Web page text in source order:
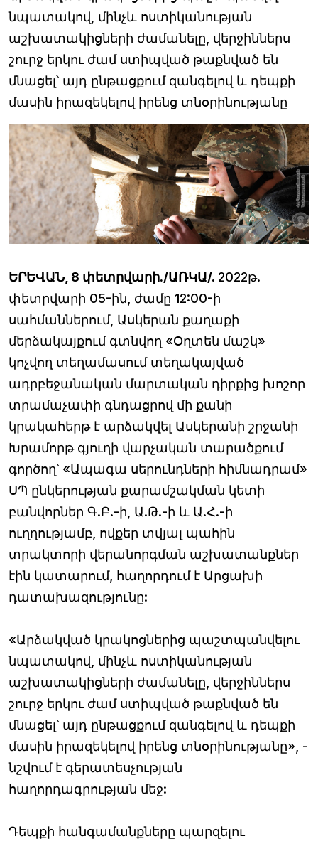
նպատակով, մինչև ոստիկանության
աշխատակիցների ժամանելը, վերջիններս
շուրջ երկու ժամ ստիպված թաքնված են
մնացել՝ այդ ընթացքում զանգելով և դեպքի
մասին իրազեկելով իրենց տնօրինությանը
ԵՐԵՎԱՆ, 8 փետրվարի./ԱՌԿԱ/. 2022թ.
փետրվարի 05-ին, ժամը 12:00-ի
սահմաններում, Ասկերան քաղաքի
մերձակայքում գտնվող «Օղտեն մաշկ»
կոչվող տեղամասում տեղակայված
ադրբեջանական մարտական դիրքից խոշոր
տրամաչափի գնդացրով մի քանի
կրակահերթ է արձակվել Ասկերանի շրջանի
Խրամորթ գյուղի վարչական տարածքում
գործող՝ «Ապագա սերունդների հիմնադրամ»
ՍՊ ընկերության քարամշակման կետի
բանվորներ Գ.Բ.-ի, Ա.Թ.-ի և Ա.Հ.-ի
ուղղությամբ, ովքեր տվյալ պահին
տրակտորի վերանորգման աշխատանքներ
էին կատարում, հաղորդում է Արցախի
դատախազությունը:
«Արձակված կրակոցներից պաշտպանվելու
նպատակով, մինչև ոստիկանության
աշխատակիցների ժամանելը, վերջիններս
շուրջ երկու ժամ ստիպված թաքնված են
մնացել՝ այդ ընթացքում զանգելով և դեպքի
մասին իրազեկելով իրենց տնօրինությանը», -
նշվում է գերատեսչության
հաղորդագրության մեջ:
Դեպքի հանգամանքները պարզելու